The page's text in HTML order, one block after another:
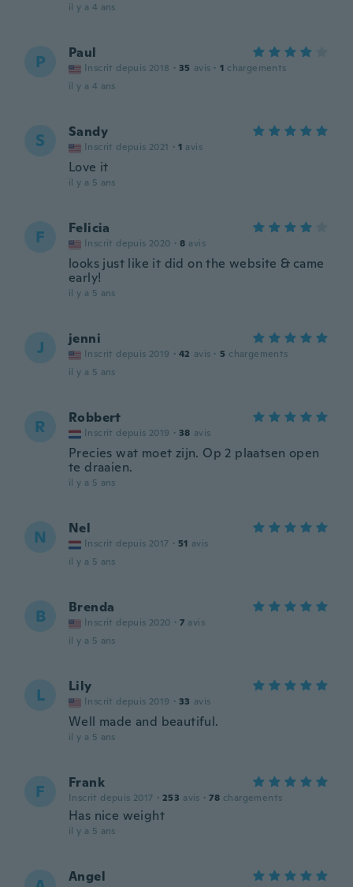
il y a 4 ans
P Paul
Inscrit depuis 2018 · 35 avis · 1 chargements
il y a 4 ans
S Sandy
Inscrit depuis 2021 · 1 avis
Love it
il y a 5 ans
F Felicia
Inscrit depuis 2020 · 8 avis
looks just like it did on the website & came
early!
il y a 5 ans
J jenni
Inscrit depuis 2019 · 42 avis · 5 chargements
il y a 5 ans
R Robbert
Inscrit depuis 2019 · 38 avis
Precies wat moet zijn. Op 2 plaatsen open
te draaien.
il y a 5 ans
N Nel
Inscrit depuis 2017 · 51 avis
il y a 5 ans
B Brenda
Inscrit depuis 2020 · 7 avis
il y a 5 ans
L Lily
Inscrit depuis 2019 · 33 avis
Well made and beautiful.
il y a 5 ans
F Frank
Inscrit depuis 2017 · 253 avis · 78 chargements
Has nice weight
il y a 5 ans
Angel